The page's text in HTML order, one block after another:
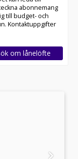
abonnemang
till budget- och
Kontaktuppgifter
om lånelöfte